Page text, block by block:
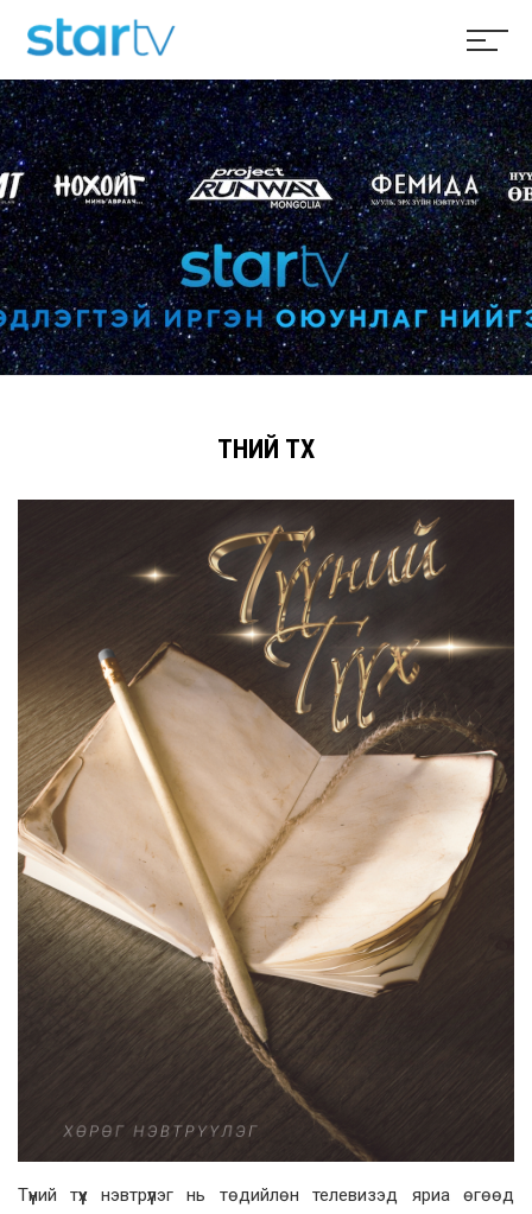
ТҮҮНИЙ ТҮҮХ
Түүний түүх нэвтрүүлэг нь төдийлөн телевизэд яриа өгөөд